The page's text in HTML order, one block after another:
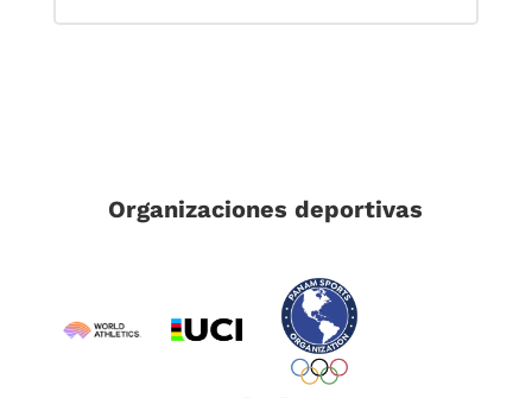
Organizaciones deportivas